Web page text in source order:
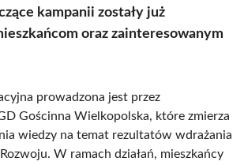
kampanii zostały już
oraz zainteresowanym
prowadzona jest przez
Gościnna Wielkopolska, które zmierza
wiedzy na temat rezultatów wdrażania
W ramach działań, mieszkańcy